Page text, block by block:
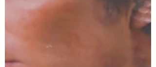
神淡路大震災の30年後を、ひとりの若い女
性とその家族を中心に描いていて、決して希
望だけではなく、逃げ場のない閉塞感にも満
たされています。でも、その中で何とか変わ
っていこうとする。主演の富田望生さんの感
情のこもった演技に心をつかまれ、そして、